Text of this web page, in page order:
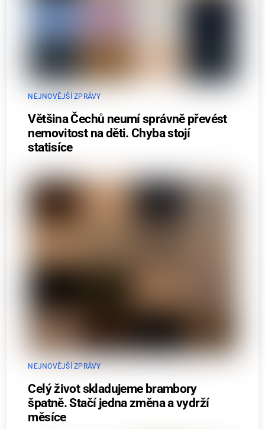
NEJNOVĚJŠÍ ZPRÁVY
Většina Čechů neumí správně převést
nemovitost na děti. Chyba stojí
statisíce
NEJNOVĚJŠÍ ZPRÁVY
Celý život skladujeme brambory
špatně. Stačí jedna změna a vydrží
měsíce